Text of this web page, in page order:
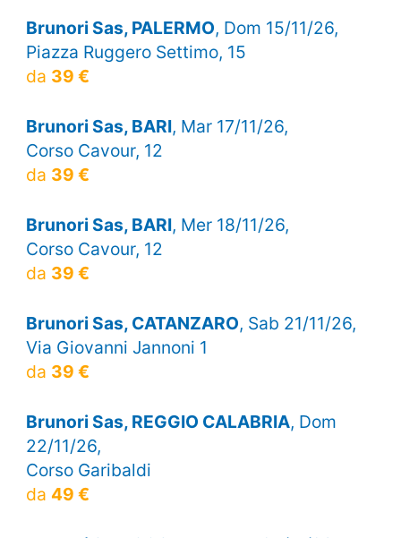
Brunori Sas, PALERMO, Dom 15/11/26,
Piazza Ruggero Settimo, 15
da 39 €
Brunori Sas, BARI, Mar 17/11/26,
Corso Cavour, 12
da 39 €
Brunori Sas, BARI, Mer 18/11/26,
Corso Cavour, 12
da 39 €
Brunori Sas, CATANZARO, Sab 21/11/26,
Via Giovanni Jannoni 1
da 39 €
Brunori Sas, REGGIO CALABRIA, Dom
22/11/26,
Corso Garibaldi
da 49 €